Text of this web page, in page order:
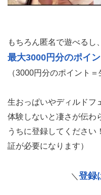
もちろん匿名で遊べるし
最大3000円分のポイ
（3000円分のポイント
生おっぱいやディルドフ
体験しないと凄さが伝わ
うちに登録してください
証が必要になります）
＼ 登録